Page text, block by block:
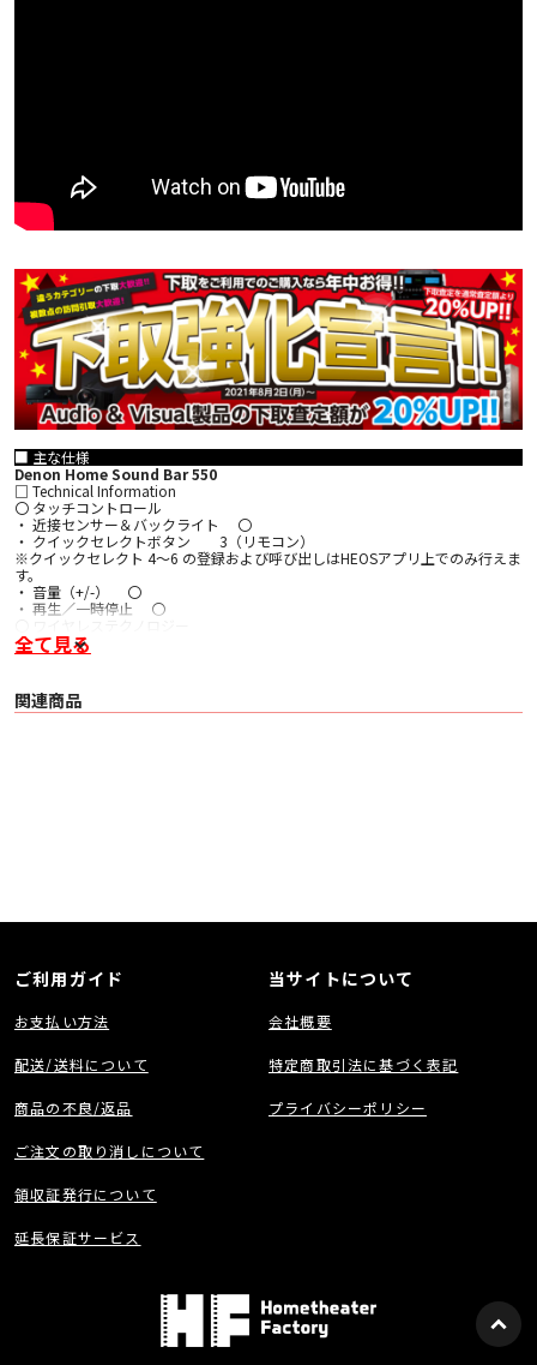
■ 主な仕様
Denon Home Sound Bar 550
□ Technical Information
〇 タッチコントロール
・ 近接センサー＆バックライト 〇
・ クイックセレクトボタン 3（リモコン）
※クイックセレクト 4～6 の登録および呼び出しはHEOSアプリ上でのみ行えま
す。
・ 音量（+/-） 〇
・ 再生／一時停止 〇
・ HEOS Built-In 〇
・ Wi-Fi 2.4 GHz IEEE 802.11b/g/n
・ AirPlay 2 〇
・ Bluetooth 〇（SBC）
・ パッシブラジエーター 50 x 90 mm × 3
・ 消費電力 50W
- 7.0 W（クイックスタートモード、 Wi-Fi接続時）
- 0.4 W（ディープスタンバイモード時）
・ 質量 3.5 kg
〇付属品
・ 壁掛け用テンプレート
・ リモコン（電池内蔵）
・ HDMIケーブル
・ 電源コード
Denon Home 150 NV
□ Technical Information
・ クイックセレクトボタン 3
・ 再生／一時停止 〇
〇 ワイヤレステクノロジー
全て見る
関連商品
ご利用ガイド
お支払い方法
配送/送料について
商品の不良/返品
ご注文の取り消しについて
領収証発行について
延長保証サービス
当サイトについて
会社概要
特定商取引法に基づく表記
プライバシーポリシー